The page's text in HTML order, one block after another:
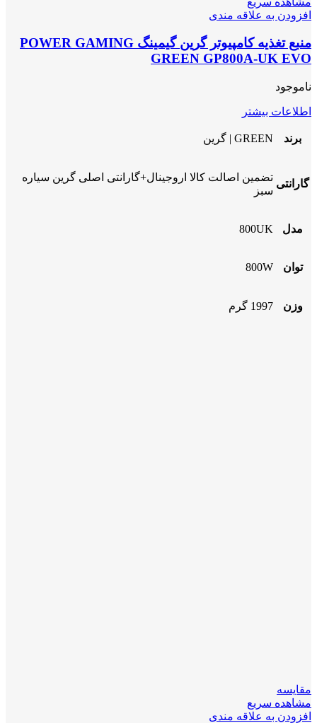
افزودن به علاقه مندی
منبع تغذیه کامپیوتر گرین گیمینگ POWER GAMING
GREEN GP800A-UK EVO
ناموجود
اطلاعات بیشتر
برند GREEN | گرین
گارانتی
تضمین اصالت کالا اروجینال+گارانتی اصلی گرین سیاره
سبز
مدل 800UK
توان 800W
وزن 1997 گرم
مقایسه
مشاهده سریع
افزودن به علاقه مندی